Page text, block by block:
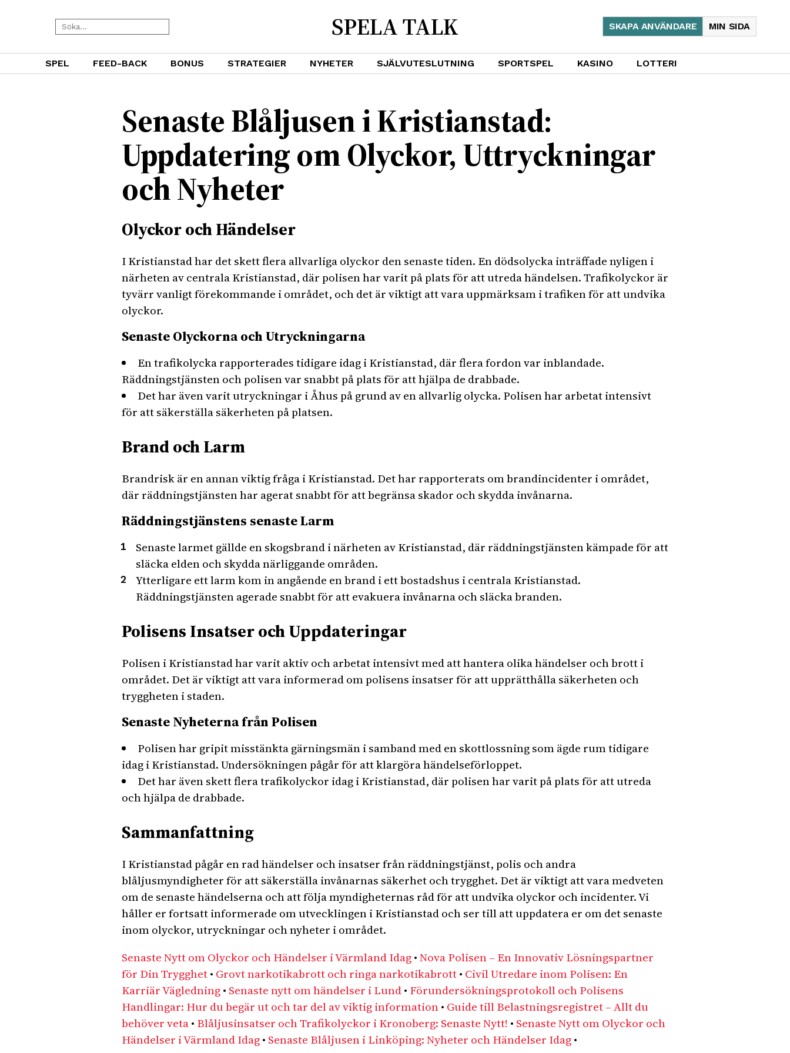
SPELA TALK MIN SIDA
SKAPA ANVÄNDARE
SPEL FEED-BACK BONUS STRATEGIER NYHETER SJÄLVUTESLUTNING SPORTSPEL KASINO LOTTERI
Senaste Blåljusen i Kristianstad:
Uppdatering om Olyckor, Uttryckningar
och Nyheter
Olyckor och Händelser
I Kristianstad har det skett flera allvarliga olyckor den senaste tiden. En dödsolycka inträffade nyligen i
närheten av centrala Kristianstad, där polisen har varit på plats för att utreda händelsen. Trafikolyckor är
tyvärr vanligt förekommande i området, och det är viktigt att vara uppmärksam i trafiken för att undvika
olyckor.
Senaste Olyckorna och Utryckningarna
En trafikolycka rapporterades tidigare idag i Kristianstad, där flera fordon var inblandade.
Räddningstjänsten och polisen var snabbt på plats för att hjälpa de drabbade.
Det har även varit utryckningar i Åhus på grund av en allvarlig olycka. Polisen har arbetat intensivt
för att säkerställa säkerheten på platsen.
Brand och Larm
Brandrisk är en annan viktig fråga i Kristianstad. Det har rapporterats om brandincidenter i området,
där räddningstjänsten har agerat snabbt för att begränsa skador och skydda invånarna.
Räddningstjänstens senaste Larm
Senaste larmet gällde en skogsbrand i närheten av Kristianstad, där räddningstjänsten kämpade för att
släcka elden och skydda närliggande områden.
Ytterligare ett larm kom in angående en brand i ett bostadshus i centrala Kristianstad.
Räddningstjänsten agerade snabbt för att evakuera invånarna och släcka branden.
Polisens Insatser och Uppdateringar
Polisen i Kristianstad har varit aktiv och arbetat intensivt med att hantera olika händelser och brott i
området. Det är viktigt att vara informerad om polisens insatser för att upprätthålla säkerheten och
tryggheten i staden.
Senaste Nyheterna från Polisen
Polisen har gripit misstänkta gärningsmän i samband med en skottlossning som ägde rum tidigare
idag i Kristianstad. Undersökningen pågår för att klargöra händelseförloppet.
Det har även skett flera trafikolyckor idag i Kristianstad, där polisen har varit på plats för att utreda
och hjälpa de drabbade.
Sammanfattning
I Kristianstad pågår en rad händelser och insatser från räddningstjänst, polis och andra
blåljusmyndigheter för att säkerställa invånarnas säkerhet och trygghet. Det är viktigt att vara medveten
om de senaste händelserna och att följa myndigheternas råd för att undvika olyckor och incidenter. Vi
håller er fortsatt informerade om utvecklingen i Kristianstad och ser till att uppdatera er om det senaste
inom olyckor, utryckningar och nyheter i området.
Senaste Nytt om Olyckor och Händelser i Värmland Idag•Nova Polisen – En Innovativ Lösningspartner
för Din Trygghet• Grovt narkotikabrott och ringa narkotikabrott• Civil Utredare inom Polisen: En
Karriär Vägledning• Senaste nytt om händelser i Lund• Förundersökningsprotokoll och Polisens
Handlingar: Hur du begär ut och tar del av viktig information• Guide till Belastningsregistret – Allt du
behöver veta• Blåljusinsatser och Trafikolyckor i Kronoberg: Senaste Nytt! • Senaste Nytt om Olyckor och
Händelser i Värmland Idag• Senaste Blåljusen i Linköping: Nyheter och Händelser Idag•